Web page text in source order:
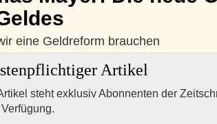
eine Geldreform brauchen
Artikel
steht exklusiv Abonnenten der
Verfügung.